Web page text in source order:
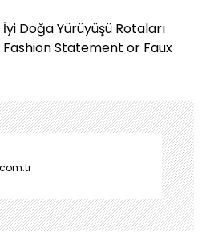
Doğa Yürüyüşü Rotaları
Statement or Faux